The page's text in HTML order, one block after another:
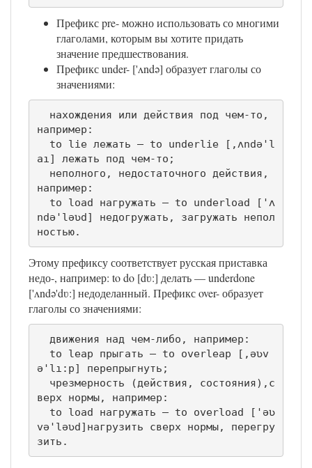
Префикс pre- можно использовать со многими
глаголами, которым вы хотите придать
значение предшествования.
Префикс under- ['ʌndə] образует глаголы со
значениями:
например:
aı] лежать под чем-то;
например:
ndə'ləʋd] недогружать, загружать непол
ностью.
Этому префиксу соответствует русская приставка
недо-, например: to do [dʋ:] делать — underdone
['ʌndə'dʋ:] недоделанный. Префикс over- образует
глаголы со значениями:
ə'lı:p] перепрыгнуть;
верх нормы, например:
və'ləʋd]нагрузить сверх нормы, перегру
зить.